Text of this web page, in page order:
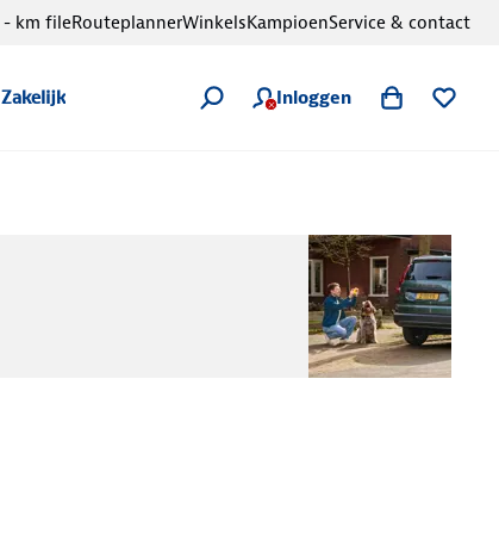
Zakelijk Inloggen
- km fileRouteplannerWinkelsKampioenService & contact